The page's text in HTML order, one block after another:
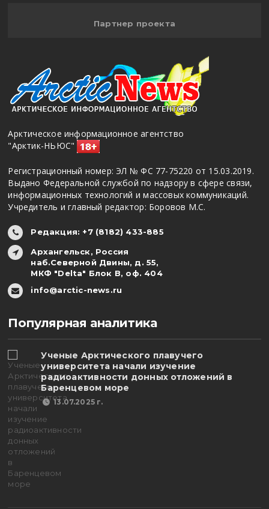
Партнер проекта
Арктическое информационное агентство
"Арктик-НЬЮС"
Регистрационный номер: ЭЛ № ФС 77-75220 от 15.03.2019.
Выдано Федеральной службой по надзору в сфере связи,
информационных технологий и массовых коммуникаций.
Учредитель и главный редактор: Боровов М.С.
Редакция: +7 (8182) 433-885
Архангельск, Россия
наб.Северной Двины, д. 55,
МКФ "Delta" Блок В, оф. 404
info@arctic-news.ru
Популярная аналитика
Ученые Арктического плавучего
университета начали изучение
радиоактивности донных отложений в
Баренцевом море
13.07.2025 г.